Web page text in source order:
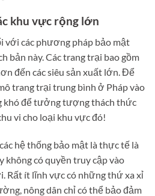
khu vực rộng lớn
với các phương pháp bảo mật
bản này. Các trang trại bao gồm
đến các siêu sản xuất lớn. Để
trang trại trung bình ở Pháp vào
khó để tưởng tượng thách thức
vi cho loại khu vực đó!
hệ thống bảo mật là thực tế là
không có quyền truy cập vào
Rất ít lĩnh vực có những thứ xa xỉ
nông dân chỉ có thể bảo đảm